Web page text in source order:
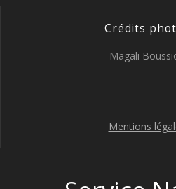
Crédits
Magali
Mentions